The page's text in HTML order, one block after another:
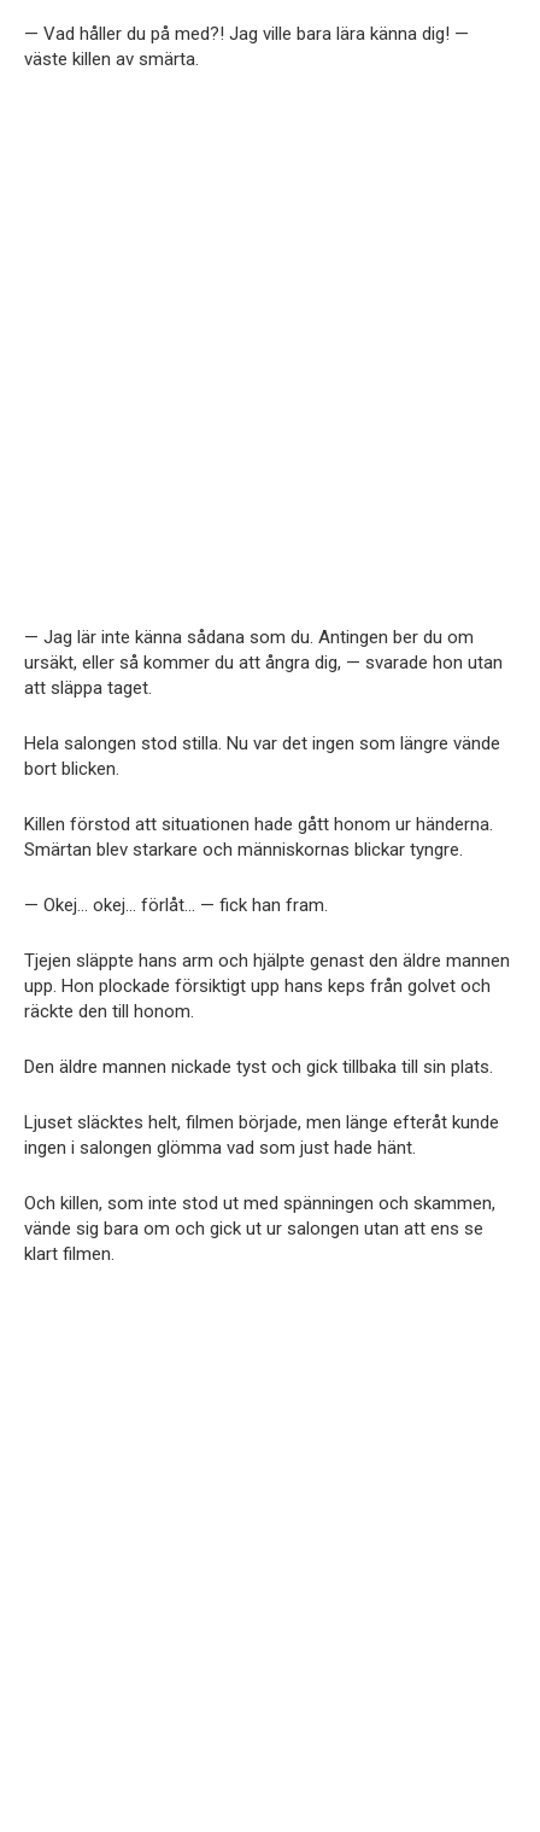
— Vad håller du på med?! Jag ville bara lära känna dig! —
väste killen av smärta.
— Jag lär inte känna sådana som du. Antingen ber du om
ursäkt, eller så kommer du att ångra dig, — svarade hon utan
att släppa taget.
Hela salongen stod stilla. Nu var det ingen som längre vände
bort blicken.
Killen förstod att situationen hade gått honom ur händerna.
Smärtan blev starkare och människornas blickar tyngre.
— Okej… okej… förlåt… — fick han fram.
Tjejen släppte hans arm och hjälpte genast den äldre mannen
upp. Hon plockade försiktigt upp hans keps från golvet och
räckte den till honom.
Den äldre mannen nickade tyst och gick tillbaka till sin plats.
Ljuset släcktes helt, filmen började, men länge efteråt kunde
ingen i salongen glömma vad som just hade hänt.
Och killen, som inte stod ut med spänningen och skammen,
vände sig bara om och gick ut ur salongen utan att ens se
klart filmen.